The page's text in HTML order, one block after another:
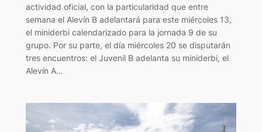
actividad oficial, con la particularidad que entre
semana el Alevín B adelantará para este miércoles 13,
el miniderbi calendarizado para la jornada 9 de su
grupo. Por su parte, el día miércoles 20 se disputarán
tres encuentros: el Juvenil B adelanta su miniderbi, el
Alevín A…